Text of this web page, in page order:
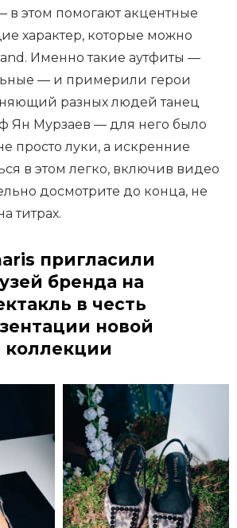
в этом помогают акцентные
характер, которые можно
Именно такие аутфиты —
— и примерили герои
разных людей танец
Ян Мурзаев — для него было
просто луки, а искренние
в этом легко, включив видео
досмотрите до конца, не
титрах.
пригласили
бренда на
в честь
новой
коллекции